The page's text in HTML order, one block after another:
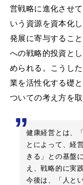
営戦略に進化させ
いう資源を資本化
発展に寄与するこ
への戦略的投資と
められる。こうし
業を活性化する礎
ついての考え方を取
健康経営とは、
とによって、経
きる」との基盤
え、戦略的に実
今後は、「人と